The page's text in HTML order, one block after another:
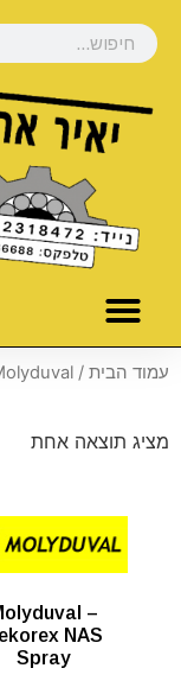
עמוד הבית /
מציג תוצאה אחת
–
NAS
Spray